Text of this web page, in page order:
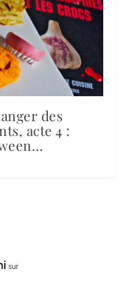
des
acte 4 :
sur